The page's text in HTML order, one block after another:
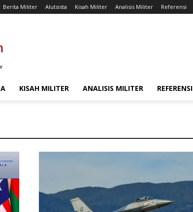
Berita Militer Alutsista Kisah Militer Analisis Militer Referensi
KISAH MILITER ANALISIS MILITER REFERENSI